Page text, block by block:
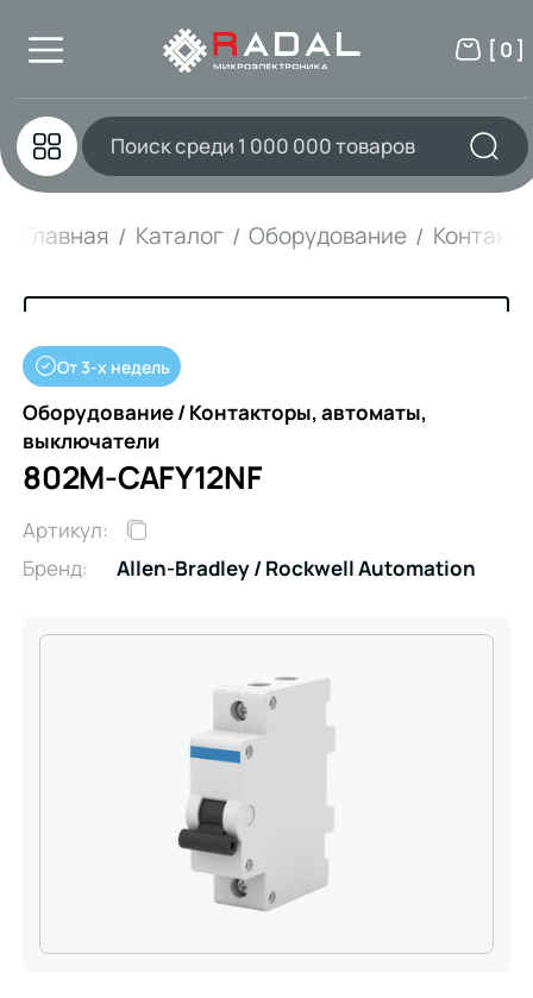
[ 0 ]
Главная Каталог Оборудование
От 3-х недель
Оборудование / Контакторы, автоматы,
выключатели
802M-CAFY12NF
Артикул:
Бренд:
Allen-Bradley / Rockwell Automation